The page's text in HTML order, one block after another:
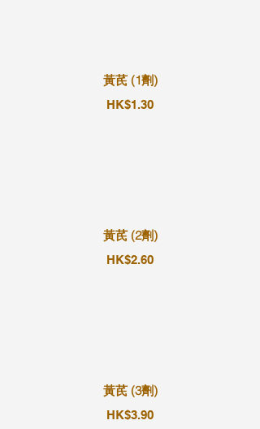
黃芪 (1劑)
HK$1.30
黃芪 (2劑)
HK$2.60
黃芪 (3劑)
HK$3.90